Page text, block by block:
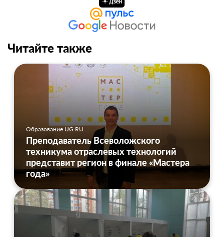
Читайте также
Образование UG.RU
Преподаватель Всеволожского
техникума отраслевых технологий
представит регион в финале «Мастера
года»